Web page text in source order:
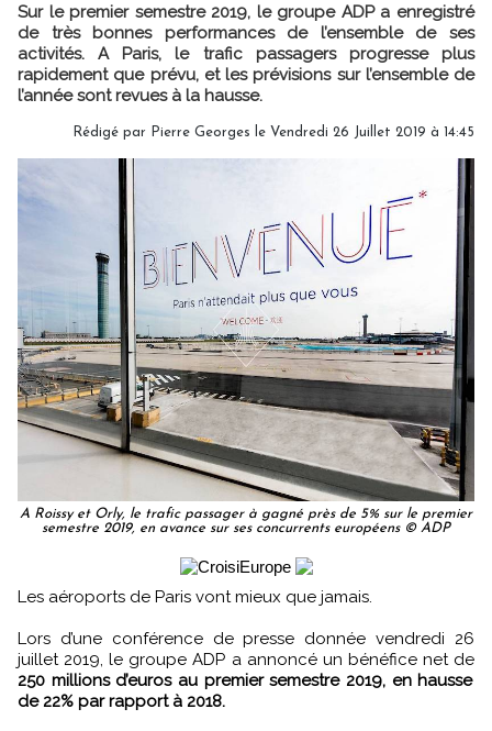
Sur le premier semestre 2019, le groupe ADP a enregistré
de très bonnes performances de l’ensemble de ses
activités. A Paris, le trafic passagers progresse plus
rapidement que prévu, et les prévisions sur l’ensemble de
l’année sont revues à la hausse.
Rédigé par Pierre Georges le Vendredi 26 Juillet 2019 à 14:45
A Roissy et Orly, le trafic passager à gagné près de 5% sur le premier
semestre 2019, en avance sur ses concurrents européens © ADP
Les aéroports de Paris vont mieux que jamais.
Lors d’une conférence de presse donnée vendredi 26
juillet 2019, le groupe ADP a annoncé un bénéfice net de
250 millions d’euros au premier semestre 2019, en hausse
de 22% par rapport à 2018.